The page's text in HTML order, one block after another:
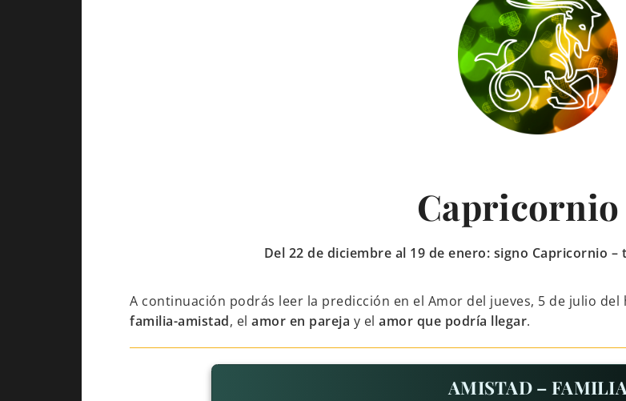
Capricornio
Del 22 de diciembre al 19 de enero: signo Capricornio
A continuación podrás leer la predicción en el Amor del jueves, 5 de julio
familia-amistad, el amor en pareja y el amor que podría llegar.
AMISTAD –